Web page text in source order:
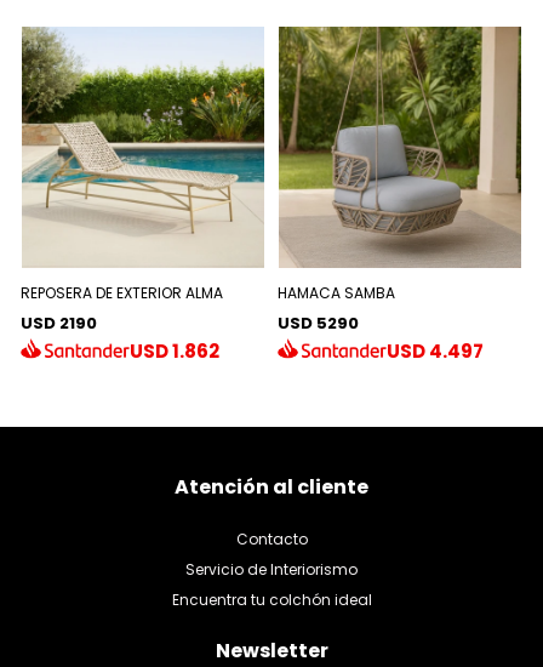
REPOSERA DE EXTERIOR ALMA
USD 2190
USD1.862
HAMACA SAMBA
USD 5290
USD4.497
Atención al cliente
Contacto
Servicio de Interiorismo
Encuentra tu colchón ideal
Newsletter